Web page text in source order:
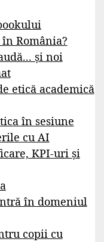
România?
și noi
etică academică
în sesiune
cu AI
KPI-uri și
în domeniul
copii cu